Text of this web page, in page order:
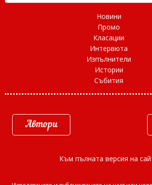
Новини
Промо
Класации
Интервюта
Изпълнители
Истории
Събития
Автори
Към пълната версия на